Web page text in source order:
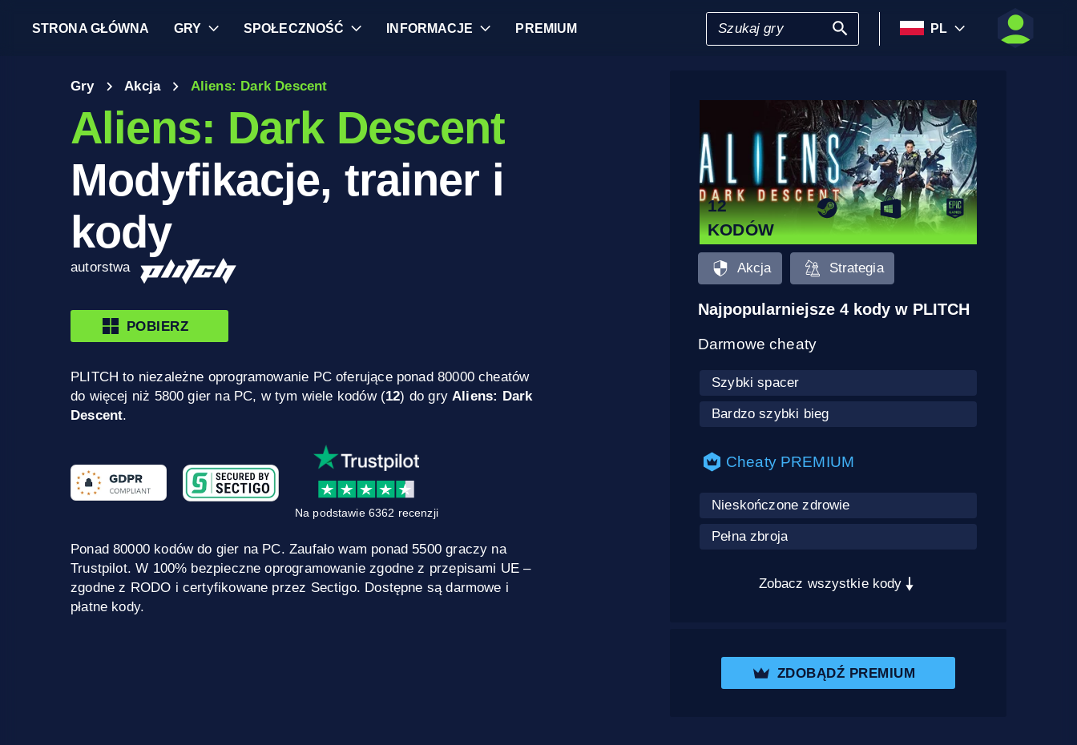
STRONA GŁÓWNA GRY SPOŁECZNOŚĆ INFORMACJE PREMIUM PL
Gry Akcja Aliens: Dark Descent
Aliens: Dark Descent
Modyfikacje, trainer i
kody
autorstwa
POBIERZ
PLITCH to niezależne oprogramowanie PC oferujące ponad 80000 cheatów
do więcej niż 5800 gier na PC, w tym wiele kodów (12) do gryAliens: Dark
Descent.
Na podstawie 6362 recenzji
Ponad 80000 kodów do gier na PC. Zaufało wam ponad 5500 graczy na
Trustpilot. W 100% bezpieczne oprogramowanie zgodne z przepisami UE –
zgodne z RODO i certyfikowane przez Sectigo. Dostępne są darmowe i
płatne kody.
12
KODÓW
Akcja Strategia
Najpopularniejsze 4 kody w PLITCH
Darmowe cheaty
Szybki spacer
Bardzo szybki bieg
Cheaty PREMIUM
Nieskończone zdrowie
Pełna zbroja
Zobacz wszystkie kody
ZDOBĄDŹ PREMIUM